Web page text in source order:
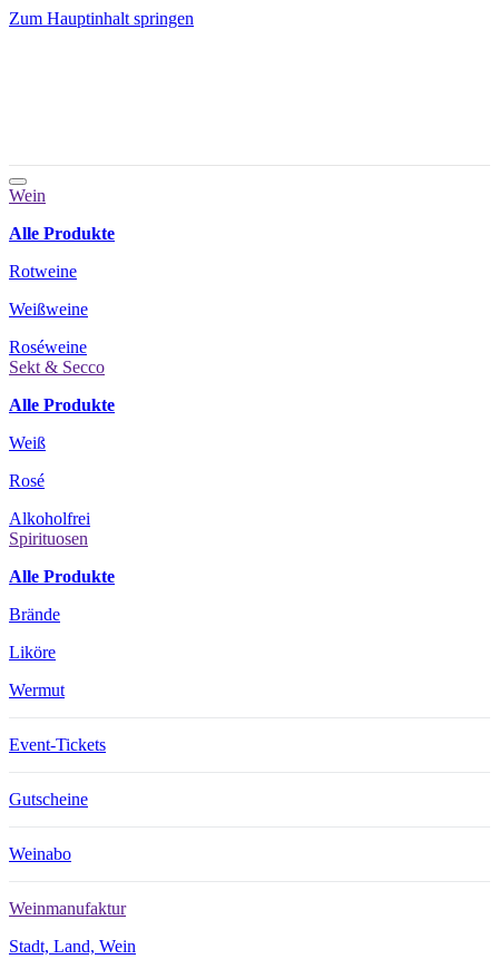
Zum Hauptinhalt springen
Wein
Alle Produkte
Rotweine
Weißweine
Roséweine
Sekt & Secco
Alle Produkte
Weiß
Rosé
Alkoholfrei
Spirituosen
Alle Produkte
Brände
Liköre
Wermut
Event-Tickets
Gutscheine
Weinabo
Weinmanufaktur
Stadt, Land, Wein